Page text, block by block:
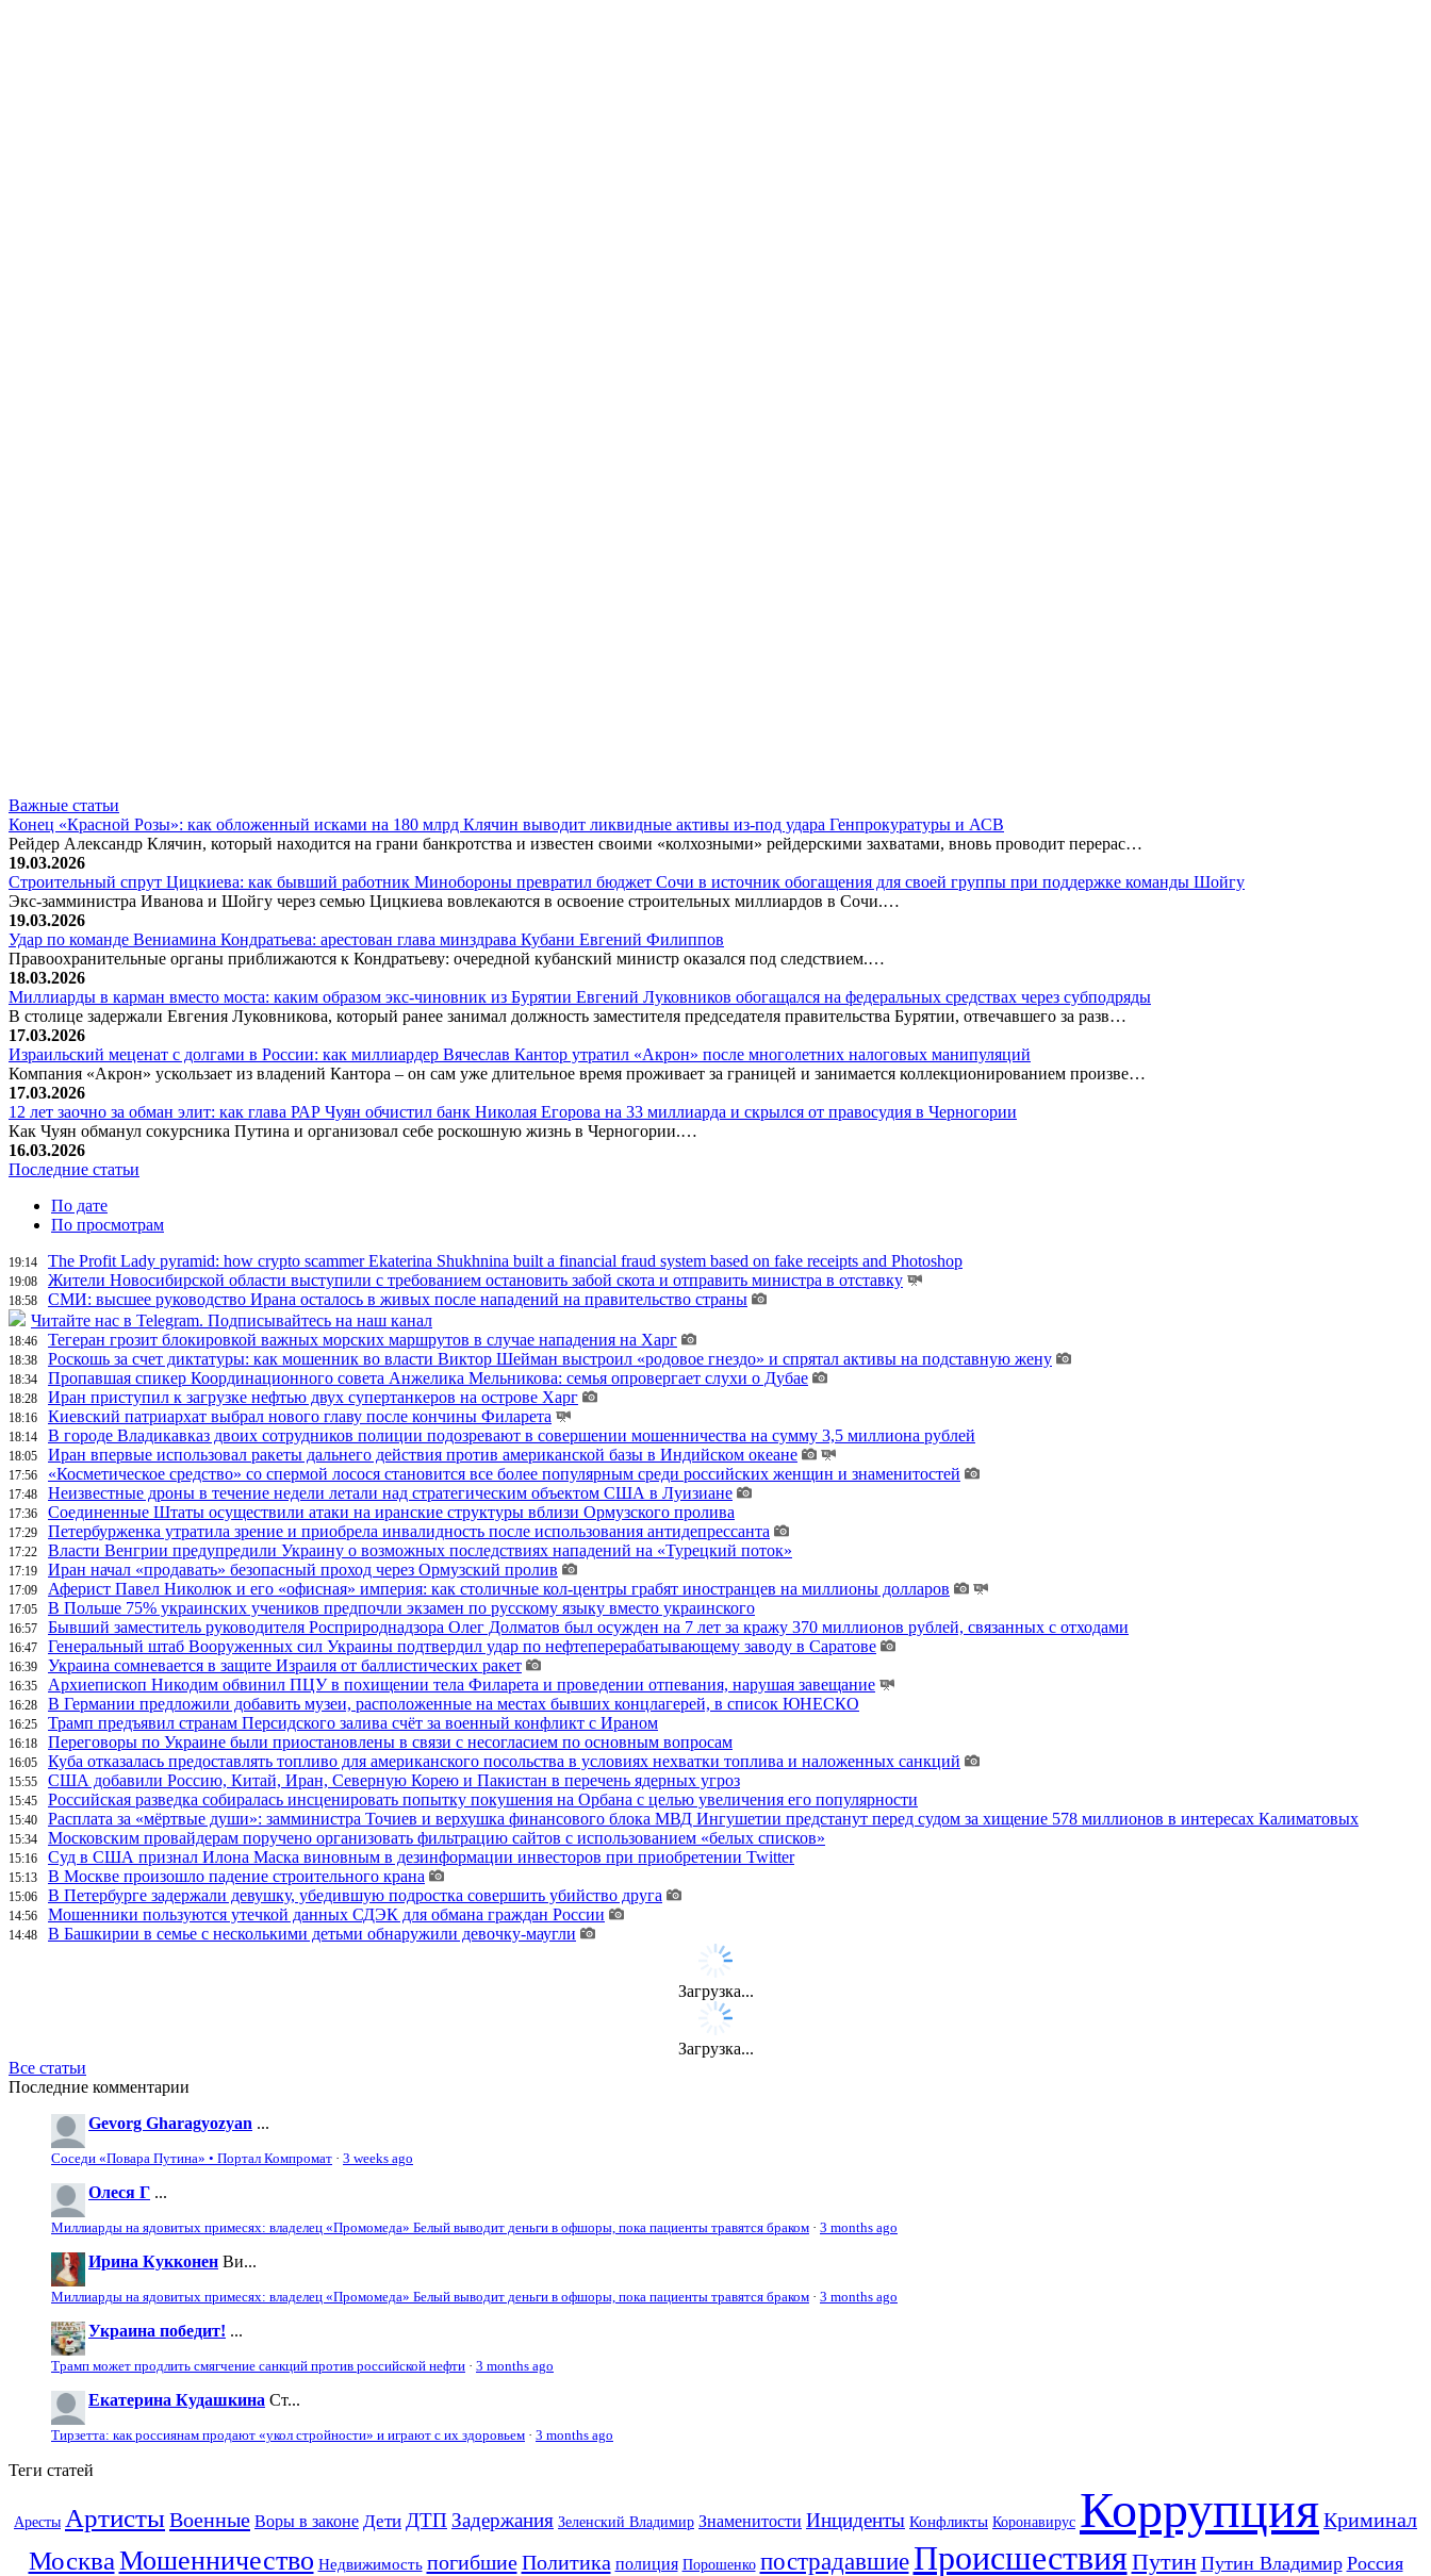
Важные статьи
Конец «Красной Розы»: как обложенный исками на 180 млрд Клячин выводит ликвидные активы из-под удара Генпрокуратуры и АСВ
Рейдер Александр Клячин, который находится на грани банкротства и известен своими «колхозными» рейдерскими захватами, вновь проводит перерас…
19.03.2026
Строительный спрут Цицкиева: как бывший работник Минобороны превратил бюджет Сочи в источник обогащения для своей группы при поддержке команды Шойгу
Экс-замминистра Иванова и Шойгу через семью Цицкиева вовлекаются в освоение строительных миллиардов в Сочи.…
19.03.2026
Удар по команде Вениамина Кондратьева: арестован глава минздрава Кубани Евгений Филиппов
Правоохранительные органы приближаются к Кондратьеву: очередной кубанский министр оказался под следствием.…
18.03.2026
Миллиарды в карман вместо моста: каким образом экс-чиновник из Бурятии Евгений Луковников обогащался на федеральных средствах через субподряды
В столице задержали Евгения Луковникова, который ранее занимал должность заместителя председателя правительства Бурятии, отвечавшего за разв…
17.03.2026
Израильский меценат с долгами в России: как миллиардер Вячеслав Кантор утратил «Акрон» после многолетних налоговых манипуляций
Компания «Акрон» ускользает из владений Кантора – он сам уже длительное время проживает за границей и занимается коллекционированием произве…
17.03.2026
12 лет заочно за обман элит: как глава РАР Чуян обчистил банк Николая Егорова на 33 миллиарда и скрылся от правосудия в Черногории
Как Чуян обманул сокурсника Путина и организовал себе роскошную жизнь в Черногории.…
16.03.2026
Последние статьи
По дате
По просмотрам
19:14 The Profit Lady pyramid: how crypto scammer Ekaterina Shukhnina built a financial fraud system based on fake receipts and Photoshop
19:08 Жители Новосибирской области выступили с требованием остановить забой скота и отправить министра в отставку
18:58
СМИ: высшее руководство Ирана осталось в живых после нападений на правительство страны
Читайте нас в Telegram. Подписывайтесь на наш канал
18:46 Тегеран грозит блокировкой важных морских маршрутов в случае нападения на Харг
18:38 Роскошь за счет диктатуры: как мошенник во власти Виктор Шейман выстроил «родовое гнездо» и спрятал активы на подставную жену
18:34 Пропавшая спикер Координационного совета Анжелика Мельникова: семья опровергает слухи о Дубае
18:28 Иран приступил к загрузке нефтью двух супертанкеров на острове Харг
18:16 Киевский патриархат выбрал нового главу после кончины Филарета
18:14 В городе Владикавказ двоих сотрудников полиции подозревают в совершении мошенничества на сумму 3,5 миллиона рублей
18:05 Иран впервые использовал ракеты дальнего действия против американской базы в Индийском океане
17:56 «Косметическое средство» со спермой лосося становится все более популярным среди российских женщин и знаменитостей
17:48 Неизвестные дроны в течение недели летали над стратегическим объектом США в Луизиане
17:36 Соединенные Штаты осуществили атаки на иранские структуры вблизи Ормузского пролива
17:29 Петербурженка утратила зрение и приобрела инвалидность после использования антидепрессанта
17:22 Власти Венгрии предупредили Украину о возможных последствиях нападений на «Турецкий поток»
17:19 Иран начал «продавать» безопасный проход через Ормузский пролив
17:09 Аферист Павел Николюк и его «офисная» империя: как столичные кол-центры грабят иностранцев на миллионы долларов
17:05 В Польше 75% украинских учеников предпочли экзамен по русскому языку вместо украинского
16:57 Бывший заместитель руководителя Росприроднадзора Олег Долматов был осужден на 7 лет за кражу 370 миллионов рублей, связанных с отходами
16:47 Генеральный штаб Вооруженных сил Украины подтвердил удар по нефтеперерабатывающему заводу в Саратове
16:39 Украина сомневается в защите Израиля от баллистических ракет
16:35 Архиепископ Никодим обвинил ПЦУ в похищении тела Филарета и проведении отпевания, нарушая завещание
16:28 В Германии предложили добавить музеи, расположенные на местах бывших концлагерей, в список ЮНЕСКО
16:25 Трамп предъявил странам Персидского залива счёт за военный конфликт с Ираном
16:18 Переговоры по Украине были приостановлены в связи с несогласием по основным вопросам
16:05 Куба отказалась предоставлять топливо для американского посольства в условиях нехватки топлива и наложенных санкций
15:55 США добавили Россию, Китай, Иран, Северную Корею и Пакистан в перечень ядерных угроз
15:45 Российская разведка собиралась инсценировать попытку покушения на Орбана с целью увеличения его популярности
15:40 Расплата за «мёртвые души»: замминистра Точиев и верхушка финансового блока МВД Ингушетии предстанут перед судом за хищение 578 миллионов в интересах Калиматовых
15:34 Московским провайдерам поручено организовать фильтрацию сайтов с использованием «белых списков»
15:16 Суд в США признал Илона Маска виновным в дезинформации инвесторов при приобретении Twitter
15:13 В Москве произошло падение строительного крана
15:06 В Петербурге задержали девушку, убедившую подростка совершить убийство друга
14:56 Мошенники пользуются утечкой данных СДЭК для обмана граждан России
14:48 В Башкирии в семье с несколькими детьми обнаружили девочку-маугли
Загрузка...
Загрузка...
Все статьи
Последние комментарии
Gevorg Gharagyozyan ...
Соседи «Повара Путина» • Портал Компромат · 3 weeks ago
Олеся Г ...
Миллиарды на ядовитых примесях: владелец «Промомеда» Белый выводит деньги в офшоры, пока пациенты травятся браком · 3 months ago
Ирина Кукконен Ви...
Миллиарды на ядовитых примесях: владелец «Промомеда» Белый выводит деньги в офшоры, пока пациенты травятся браком · 3 months ago
Украина победит! ...
Трамп может продлить смягчение санкций против российской нефти · 3 months ago
Екатерина Кудашкина Ст...
Тирзетта: как россиянам продают «укол стройности» и играют с их здоровьем · 3 months ago
Теги статей
Аресты АртистыВоенные Воры в законе Дети ДТП Задержания Зеленский Владимир Знаменитости Инциденты Конфликты Коронавирус КоррупцияКриминал
МоскваМошенничество Недвижимость погибшие Политика полиция Порошенко пострадавшие ПроисшествияПутин Путин Владимир Россия